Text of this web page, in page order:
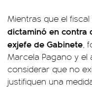
Mientras que el fiscal
dictaminó en contra
exjefe de Gabinete,
Marcela Pagano y el
considerar que no
justifiquen una